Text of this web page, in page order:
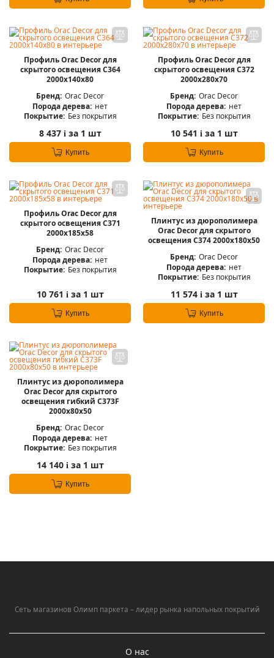
Профиль Orac Decor для
скрытого освещения C364
2000х140х80
Бренд: Orac Decor
Порода дерева: нет
Покрытие: Без покрытия
8 437 iза 1 шт
Купить
Профиль Orac Decor для
скрытого освещения C372
2000х280х70
Бренд: Orac Decor
Порода дерева: нет
Покрытие: Без покрытия
10 541 iза 1 шт
Купить
Профиль Orac Decor для
скрытого освещения C371
2000х185х58
Бренд: Orac Decor
Порода дерева: нет
Покрытие: Без покрытия
10 761 iза 1 шт
Купить
Плинтус из дюрополимера
Orac Decor для скрытого
освещения C374 2000х180х50
Бренд: Orac Decor
Порода дерева: нет
Покрытие: Без покрытия
11 574 iза 1 шт
Купить
Плинтус из дюрополимера
Orac Decor для скрытого
освещения гибкий C373F
2000х80х50
Бренд: Orac Decor
Порода дерева: нет
Покрытие: Без покрытия
14 140 iза 1 шт
Купить
Сеть магазинов Олимп паркета – лидер рынка напольных покрытий
О нас